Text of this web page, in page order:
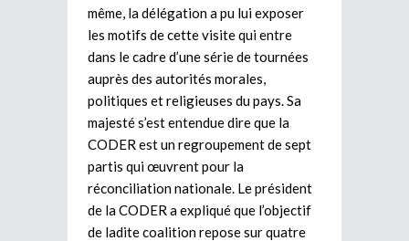
même, la délégation a pu lui exposer
les motifs de cette visite qui entre
dans le cadre d’une série de tournées
auprès des autorités morales,
politiques et religieuses du pays. Sa
majesté s’est entendue dire que la
CODER est un regroupement de sept
partis qui œuvrent pour la
réconciliation nationale. Le président
de la CODER a expliqué que l’objectif
de ladite coalition repose sur quatre